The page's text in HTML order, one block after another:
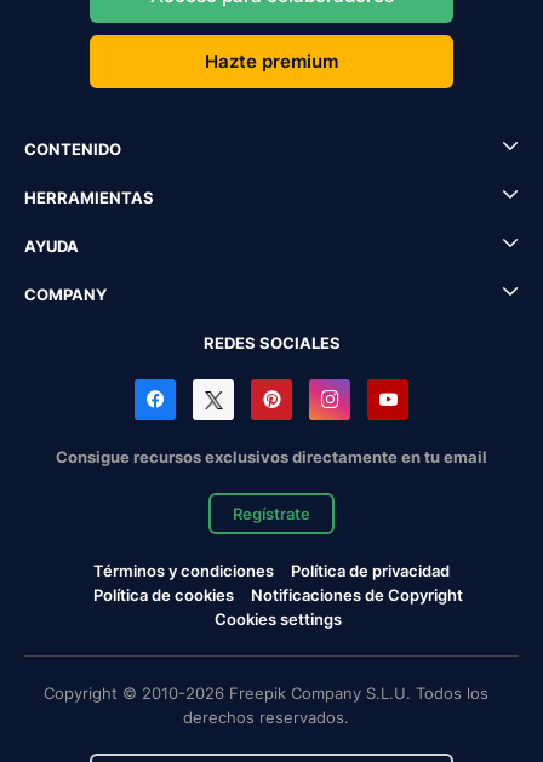
Hazte premium
CONTENIDO
HERRAMIENTAS
AYUDA
COMPANY
REDES SOCIALES
Consigue recursos exclusivos directamente en tu email
Regístrate
Términos y condiciones
Política de privacidad
Política de cookies
Notificaciones de Copyright
Cookies settings
Copyright © 2010-2026 Freepik Company S.L.U. Todos los
derechos reservados.